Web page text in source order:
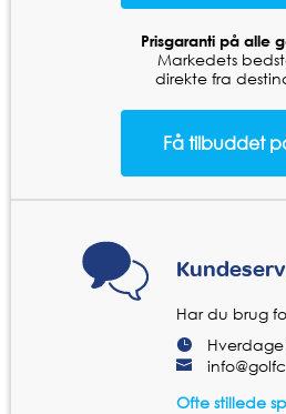
Prisgaranti på alle
Markedets
direkte fra
Har du brug
Hverdage
Ofte stillede